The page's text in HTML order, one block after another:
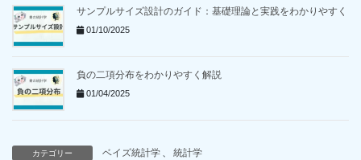
サンプルサイズ設計のガイド：基礎理論と実践をわかりやすく
01/10/2025
負の二項分布をわかりやすく解説
01/04/2025
カテゴリー ベイズ統計学 、 統計学